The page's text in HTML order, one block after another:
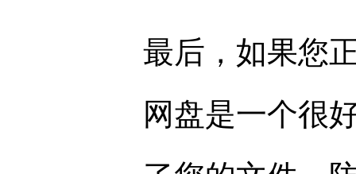
最后，如果您
网盘是一个很